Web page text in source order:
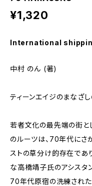
¥1,320
International
中村 のん (著)
ティーンエイジのまなざ
若者文化の最先端の街と
のルーツは、70年代にさ
ストの草分け的存在であ
な高橋靖子氏のアシスタ
70年代原宿の洗練され